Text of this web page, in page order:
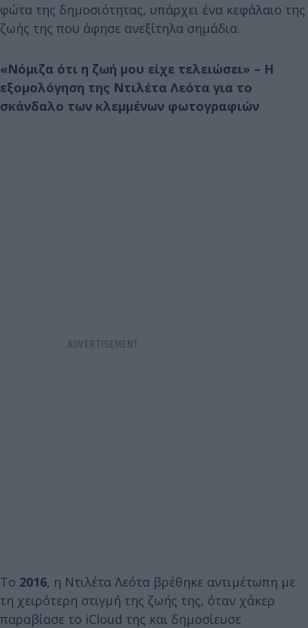
φώτα της δημοσιότητας, υπάρχει ένα κεφάλαιο της
ζωής της που άφησε ανεξίτηλα σημάδια.
«Νόμιζα ότι η ζωή μου είχε τελειώσει» – Η
εξομολόγηση της Ντιλέτα Λεότα για το
σκάνδαλο των κλεμμένων φωτογραφιών
Το 2016, η Ντιλέτα Λεότα βρέθηκε αντιμέτωπη με
τη χειρότερη στιγμή της ζωής της, όταν χάκερ
παραβίασε το iCloud της και δημοσίευσε